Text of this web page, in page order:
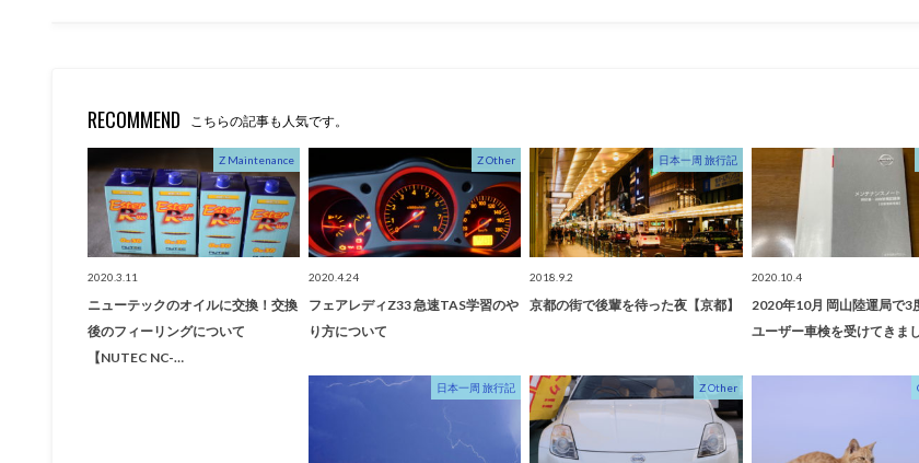
RECOMMEND こちらの記事も人気です。
Z Maintenance
2020.3.11
ニューテックのオイルに交換！交換
後のフィーリングについて
【NUTEC NC-…
Z Other
2020.4.24
フェアレディZ33 急速TAS学習のや
り方について
日本一周 旅行記
2018.9.2
京都の街で後輩を待った夜【京都】
2020.10.4
2020年10月 岡山陸運局で3
ユーザー車検を受けてきま
日本一周 旅行記 Z Other